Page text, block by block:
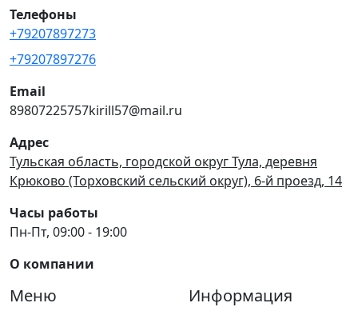
Телефоны
+79207897273
+79207897276
Email
89807225757kirill57@mail.ru
Адрес
Тульская область, городской округ Тула, деревня
Крюково (Торховский сельский округ), 6-й проезд, 14
Часы работы
Пн-Пт, 09:00 - 19:00
О компании
Меню Информация